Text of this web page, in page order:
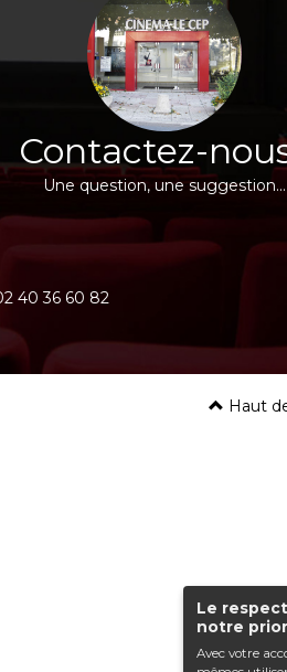
Le
notre
Avec votre
Contactez-
Une question, une suggestion…
40 36 60 82
Haut